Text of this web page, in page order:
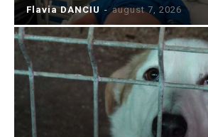
Flavia DANCIU - august 7, 2026